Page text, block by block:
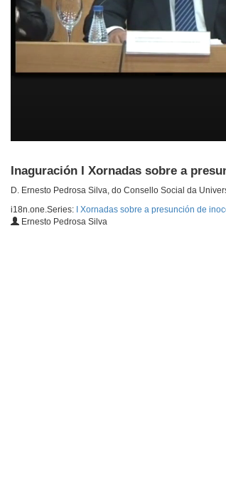
Inaguración I Xornadas sobre a
D. Ernesto Pedrosa Silva, do Consello Social da
i18n.one.Series:
I Xornadas sobre a presunción de
Ernesto Pedrosa Silva